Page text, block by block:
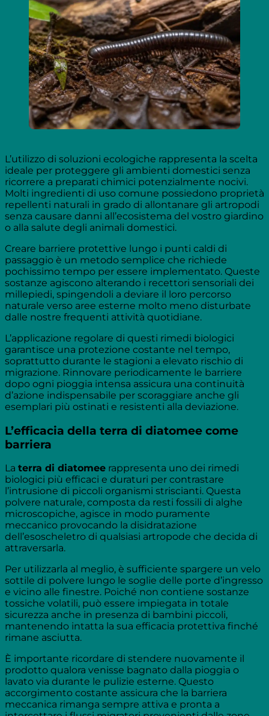
L’utilizzo di soluzioni ecologiche rappresenta la scelta
ideale per proteggere gli ambienti domestici senza
ricorrere a preparati chimici potenzialmente nocivi.
Molti ingredienti di uso comune possiedono proprietà
repellenti naturali in grado di allontanare gli artropodi
senza causare danni all’ecosistema del vostro giardino
o alla salute degli animali domestici.
Creare barriere protettive lungo i punti caldi di
passaggio è un metodo semplice che richiede
pochissimo tempo per essere implementato. Queste
sostanze agiscono alterando i recettori sensoriali dei
millepiedi, spingendoli a deviare il loro percorso
naturale verso aree esterne molto meno disturbate
dalle nostre frequenti attività quotidiane.
L’applicazione regolare di questi rimedi biologici
garantisce una protezione costante nel tempo,
soprattutto durante le stagioni a elevato rischio di
migrazione. Rinnovare periodicamente le barriere
dopo ogni pioggia intensa assicura una continuità
d’azione indispensabile per scoraggiare anche gli
esemplari più ostinati e resistenti alla deviazione.
L’efficacia della terra di diatomee come
barriera
La terra di diatomee rappresenta uno dei rimedi
biologici più efficaci e duraturi per contrastare
l’intrusione di piccoli organismi striscianti. Questa
polvere naturale, composta da resti fossili di alghe
microscopiche, agisce in modo puramente
meccanico provocando la disidratazione
dell’esoscheletro di qualsiasi artropode che decida di
attraversarla.
Per utilizzarla al meglio, è sufficiente spargere un velo
sottile di polvere lungo le soglie delle porte d’ingresso
e vicino alle finestre. Poiché non contiene sostanze
tossiche volatili, può essere impiegata in totale
sicurezza anche in presenza di bambini piccoli,
mantenendo intatta la sua efficacia protettiva finché
rimane asciutta.
È importante ricordare di stendere nuovamente il
prodotto qualora venisse bagnato dalla pioggia o
lavato via durante le pulizie esterne. Questo
accorgimento costante assicura che la barriera
meccanica rimanga sempre attiva e pronta a